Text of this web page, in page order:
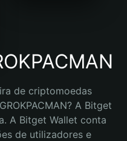
de criptomoedas
A Bitget
A Bitget Wallet conta
de utilizadores e